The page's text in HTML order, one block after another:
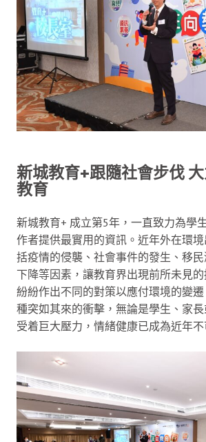
新城教育+跟隨社會步伐
教育
新城教育+ 成立第5年，一直致力為學
作者提供最實用的資訊。近年外在環
括疫情的侵襲、社會事件的發生、移
下降等因素，讓教育界出現前所未見
紛紛作出不同的對策以應付環境的變
種突如其來的衝擊，無論是學生、家
受着巨大壓力，情緒健康已成為近年不